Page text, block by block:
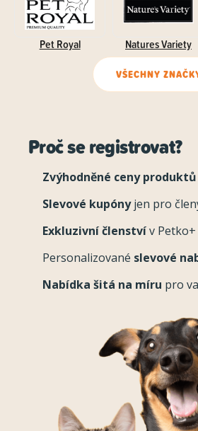
Pet Royal Natures Variety
VŠECHNY
Proč se registrovat?
Zvýhodněné ceny produktů
Slevové kupónyjen pro
Exkluzivní členstvív
Personalizované slevové
Nabídka šitá na míru pro